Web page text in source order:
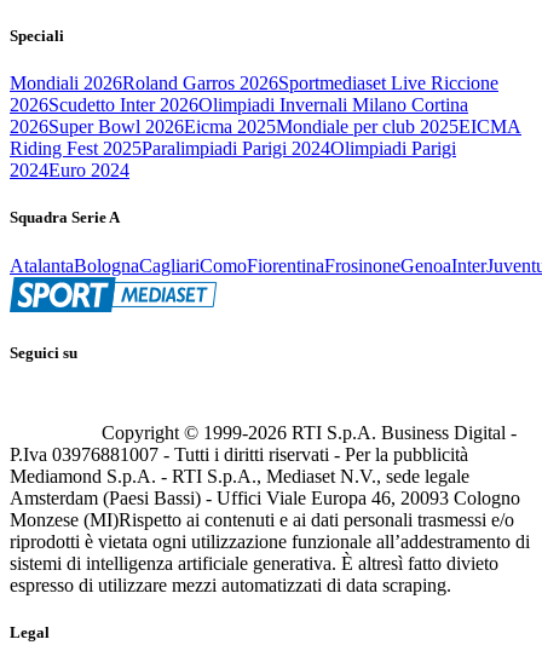
Speciali
Mondiali 2026Roland Garros 2026Sportmediaset Live Riccione
2026Scudetto Inter 2026Olimpiadi Invernali Milano Cortina
2026Super Bowl 2026Eicma 2025Mondiale per club 2025EICMA
Riding Fest 2025Paralimpiadi Parigi 2024Olimpiadi Parigi
2024Euro 2024
Squadra Serie A
AtalantaBolognaCagliariComoFiorentinaFrosinoneGenoaInter
Seguici su
Copyright © 1999-2026 RTI S.p.A. Business Digital -
P.Iva 03976881007 - Tutti i diritti riservati - Per la pubblicità
Mediamond S.p.A. - RTI S.p.A., Mediaset N.V., sede legale
Amsterdam (Paesi Bassi) - Uffici Viale Europa 46, 20093 Cologno
Monzese (MI)Rispetto ai contenuti e ai dati personali trasmessi e/o
riprodotti è vietata ogni utilizzazione funzionale all’addestramento di
sistemi di intelligenza artificiale generativa. È altresì fatto divieto
espresso di utilizzare mezzi automatizzati di data scraping.
Legal